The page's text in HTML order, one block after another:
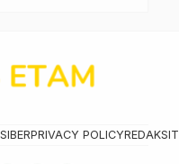
PRIVACY POLICYREDAKSI